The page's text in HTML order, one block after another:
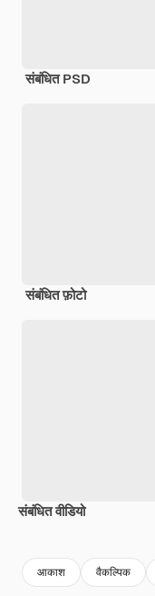
संबंधित PSD
संबंधित फ़ोटो
संबंधित वीडियो
आकाश वैकल्पिक